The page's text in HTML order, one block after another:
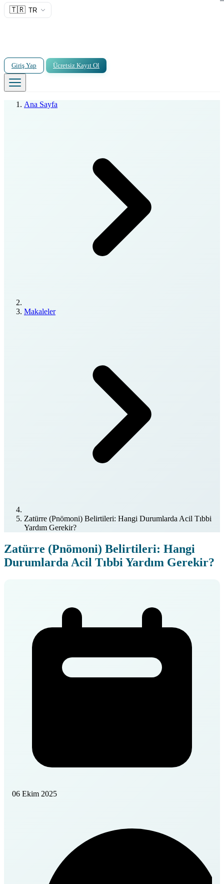
🇹🇷 TR
Giriş Yap Ücretsiz Kayıt Ol
Ana Sayfa
Makaleler
Zatürre (Pnömoni) Belirtileri: Hangi Durumlarda Acil Tıbbi
Yardım Gerekir?
Zatürre (Pnömoni) Belirtileri: Hangi
Durumlarda Acil Tıbbi Yardım Gerekir?
06 Ekim 2025